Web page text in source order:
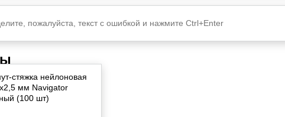
пожалуйста, текст с ошибкой и нажмите Ctrl+Enter
стяжка нейлоновая
мм Navigator
(100 шт)